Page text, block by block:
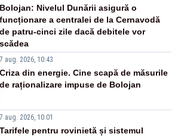
Bolojan: Nivelul Dunării asigură o
funcționare a centralei de la Cernavodă
de patru-cinci zile dacă debitele vor
scădea
7 aug. 2026, 10:43
Criza din energie. Cine scapă de măsurile
de raționalizare impuse de Bolojan
7 aug. 2026, 10:01
Tarifele pentru rovinietă și sistemul